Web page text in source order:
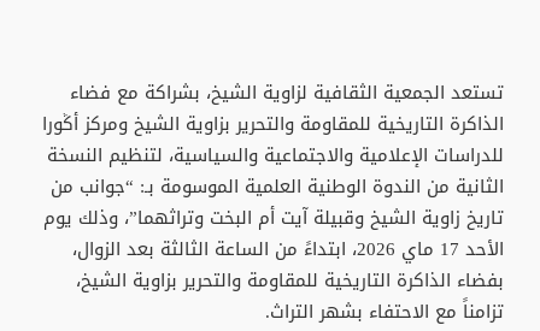
تستعد الجمعية الثقافية لزاوية الشيخ، بشراكة مع فضاء
الذاكرة التاريخية للمقاومة والتحرير بزاوية الشيخ ومركز أݣورا
للدراسات الإعلامية والاجتماعية والسياسية، لتنظيم النسخة
الثانية من الندوة الوطنية العلمية الموسومة بـ: “جوانب من
تاريخ زاوية الشيخ وقبيلة آيت أم البخت وتراثهما”، وذلك يوم
الأحد 17 ماي 2026، ابتداءً من الساعة الثالثة بعد الزوال،
بفضاء الذاكرة التاريخية للمقاومة والتحرير بزاوية الشيخ،
تزامناً مع الاحتفاء بشهر التراث.